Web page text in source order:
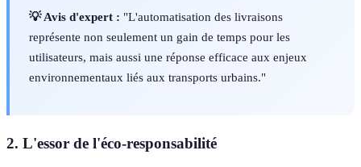
💡 Avis d'expert : "L'automatisation des livraisons
représente non seulement un gain de temps pour les
utilisateurs, mais aussi une réponse efficace aux enjeux
environnementaux liés aux transports urbains."
2. L'essor de l'éco-responsabilité